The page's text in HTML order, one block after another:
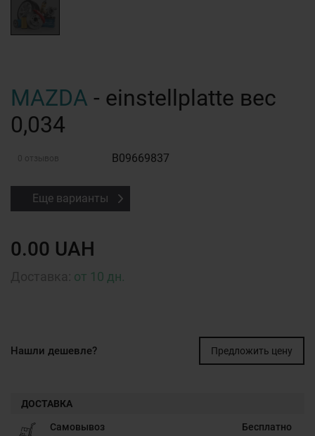
MAZDA - einstellplatte вес
0,034
0 отзывов B09669837
Еще варианты
0.00 UAH
от 10 дн.
Нашли дешевле? Предложить цену
ДОСТАВКА
Самовывоз Бесплатно